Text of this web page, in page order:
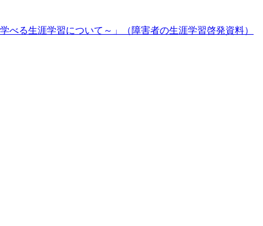
る生涯学習について～」（障害者の生涯学習啓発資料）